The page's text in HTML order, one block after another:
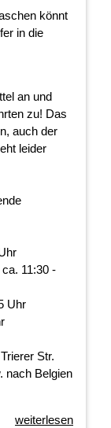
könnt
in die
an und
zu! Das
auch der
leider
11:30 -
Uhr
Str.
nach Belgien
weiterlesen